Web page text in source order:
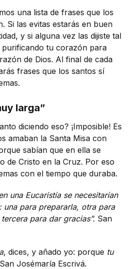
una lista de frases que los
Si las evitas estarás en buen
y si alguna vez las dijiste tal
purificando tu corazón para
de Dios. Al final de cada
frases que los santos sí
larga”
diciendo eso? ¡Imposible! Es
amaban la Santa Misa con
sabían que en ella se
de Cristo en la Cruz. Por eso
con el tiempo que duraba.
una Eucaristía se necesitarían
una para prepararla, otra para
para dar gracias”. San
, dices, y añado yo: porque tu
Josémaría Escrivá.